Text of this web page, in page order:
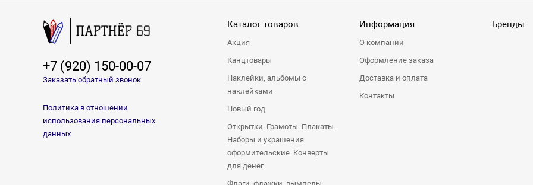
+7 (920) 150-00-07
Заказать обратный звонок
Политика в отношении
использования персональных
данных
Каталог товаров
Акция
Канцтовары
Наклейки, альбомы с
наклейками
Новый год
Открытки. Грамоты. Плакаты.
Наборы и украшения
оформительские. Конверты
для денег.
Информация
О компании
Оформление заказа
Доставка и оплата
Контакты
Бренды